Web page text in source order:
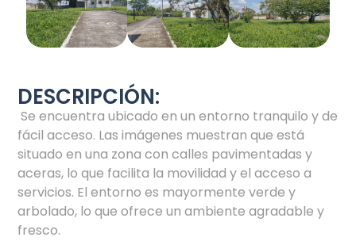
DESCRIPCIÓN:
Se encuentra ubicado en un entorno tranquilo y de
fácil acceso. Las imágenes muestran que está
situado en una zona con calles pavimentadas y
aceras, lo que facilita la movilidad y el acceso a
servicios. El entorno es mayormente verde y
arbolado, lo que ofrece un ambiente agradable y
fresco.